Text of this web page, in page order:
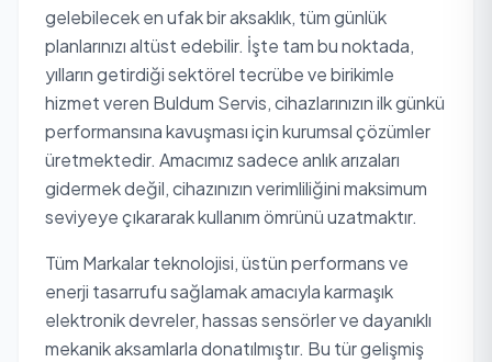
gelebilecek en ufak bir aksaklık, tüm günlük
planlarınızı altüst edebilir. İşte tam bu noktada,
yılların getirdiği sektörel tecrübe ve birikimle
hizmet veren Buldum Servis, cihazlarınızın ilk günkü
performansına kavuşması için kurumsal çözümler
üretmektedir. Amacımız sadece anlık arızaları
gidermek değil, cihazınızın verimliliğini maksimum
seviyeye çıkararak kullanım ömrünü uzatmaktır.
Tüm Markalar teknolojisi, üstün performans ve
enerji tasarrufu sağlamak amacıyla karmaşık
elektronik devreler, hassas sensörler ve dayanıklı
mekanik aksamlarla donatılmıştır. Bu tür gelişmiş